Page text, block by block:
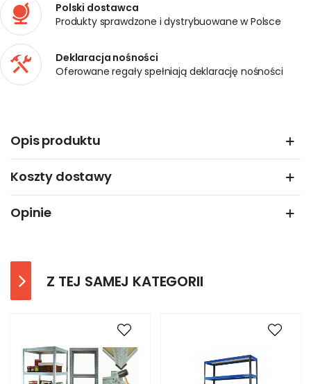
Polski dostawca
Produkty sprawdzone i dystrybuowane w Polsce
Deklaracja nośności
Oferowane regały spełniają deklarację nośności
Opis produktu
Koszty dostawy
Opinie
Z TEJ SAMEJ KATEGORII